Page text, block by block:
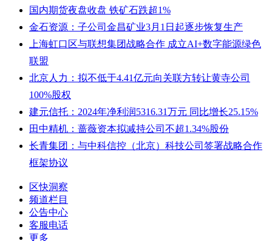
国内期货夜盘收盘 铁矿石跌超1%
金石资源：子公司金昌矿业3月1日起逐步恢复生产
上海虹口区与联想集团战略合作 成立AI+数字能源绿色
联盟
北京人力：拟不低于4.41亿元向关联方转让黄寺公司
100%股权
建元信托：2024年净利润5316.31万元 同比增长25.15%
田中精机：蔷薇资本拟减持公司不超1.34%股份
长青集团：与中科信控（北京）科技公司签署战略合作
框架协议
区快洞察
频道栏目
公告中心
客服电话
更多